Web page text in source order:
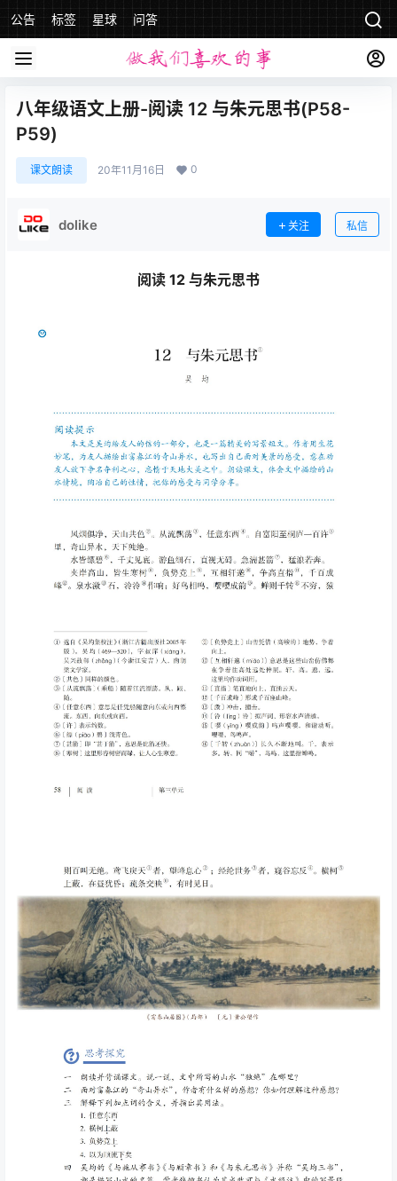
公告 标签 星球 问答
八年级语文上册-阅读 12 与朱元思书(P58-
P59)
课文朗读 20年11月16日 0
dolike 关注 私信
阅读 12 与朱元思书